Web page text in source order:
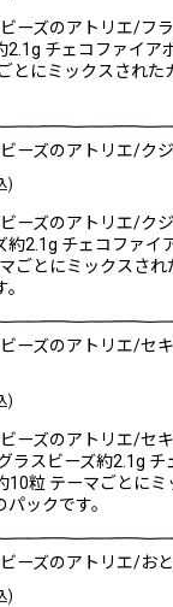
ーズのアトリエ/フ
2.1g チェコファイ
とにミックスされた
ーズのアトリエ/ク
)
ーズのアトリエ/ク
約2.1g チェコファ
ごとにミックスされ
ーズのアトリエ/セ
)
ーズのアトリエ/セ
ラスビーズ約2.1g チ
粒 テーマごとにミ
パックです。
ーズのアトリエ/お
)